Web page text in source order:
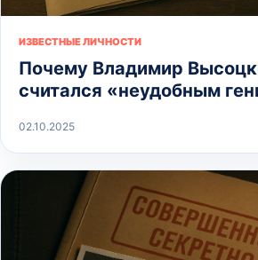
ИЗВЕСТНЫЕ ЛИЧНОСТИ
Почему Владимир
считался «неудобным
02.10.2025